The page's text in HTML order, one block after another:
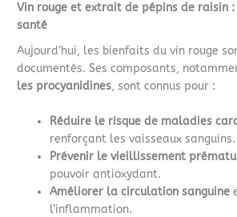
Vin rouge et extrait de pépins de raisin
santé
Aujourd’hui, les bienfaits du vin rouge
documentés. Ses composants,
les procyanidines, sont connus pour :
Réduire le risque de maladies
renforçant les vaisseaux sanguins.
Prévenir le vieillissement
pouvoir antioxydant.
Améliorer la circulation sanguine
l’inflammation.